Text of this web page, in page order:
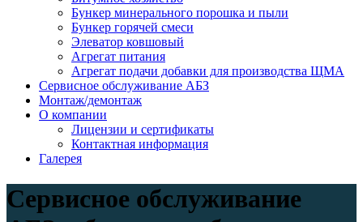
Бункер минерального порошка и пыли
Бункер горячей смеси
Элеватор ковшовый
Агрегат питания
Агрегат подачи добавки для производства ЩМА
Сервисное обслуживание АБЗ
Монтаж/демонтаж
О компании
Лицензии и сертификаты
Контактная информация
Галерея
Сервисное обслуживание